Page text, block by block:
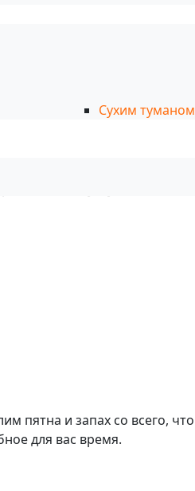
Сухим туманом
этом цена услуги не
пятна и запах со всего, что
для вас время.